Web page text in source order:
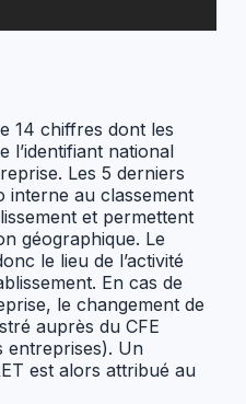
14 chiffres dont les
l’identifiant national
Les 5 derniers
interne au classement
et permettent
géographique. Le
le lieu de l’activité
En cas de
le changement de
auprès du CFE
entreprises). Un
est alors attribué au